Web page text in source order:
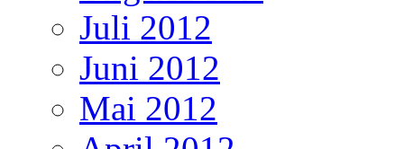
Juli 2012
Juni 2012
Mai 2012